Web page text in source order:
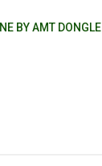
BY AMT DONGLE